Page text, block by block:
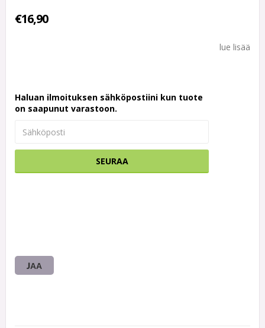
€16,90
lue lisää
Haluan ilmoituksen sähköpostiini kun tuote
on saapunut varastoon.
SEURAA
JAA